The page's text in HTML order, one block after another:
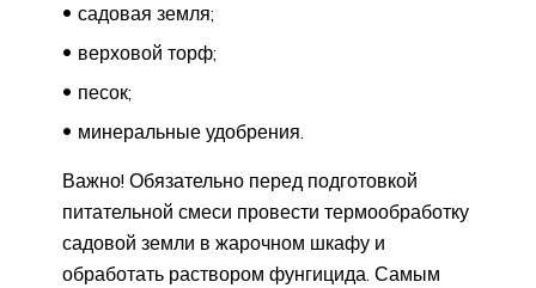
садовая земля;
верховой торф;
песок;
минеральные удобрения.
Важно! Обязательно перед подготовкой
питательной смеси провести термообработку
садовой земли в жарочном шкафу и
обработать раствором фунгицида. Самым